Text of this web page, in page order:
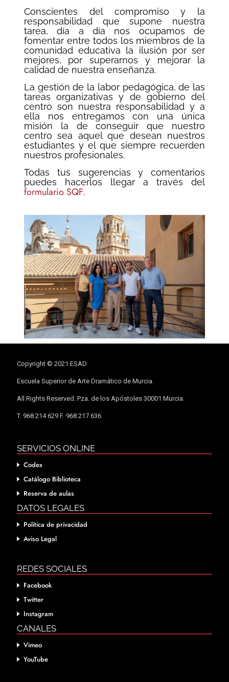
Conscientes del compromiso y la
responsabilidad que supone nuestra
tarea, día a día nos ocupamos de
fomentar entre todos los miembros de la
comunidad educativa la ilusión por ser
mejores, por superarnos y mejorar la
calidad de nuestra enseñanza.
La gestión de la labor pedagógica, de las
tareas organizativas y de gobierno del
centro son nuestra responsabilidad y a
ella nos entregamos con una única
misión la de conseguir que nuestro
centro sea aquel que desean nuestros
estudiantes y el que siempre recuerden
nuestros profesionales.
Todas tus sugerencias y comentarios
puedes hacerlos llegar a través del
formulario SQF.
Copyright © 2021 ESAD
Escuela Superior de Arte Dramático de Murcia.
All Rights Reserved. Pza. de los Apóstoles 30001 Murcia.
T. 968 214 629 F. 968 217 636
SERVICIOS ONLINE
Codex
Catálogo Biblioteca
Reserva de aulas
DATOS LEGALES
Política de privacidad
Aviso Legal
REDES SOCIALES
Facebook
Twitter
Instagram
CANALES
Vimeo
YouTube